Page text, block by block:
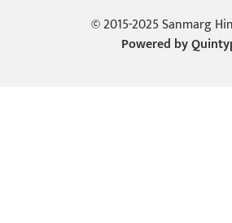
© 2015-2025 Sanmarg
Powered by